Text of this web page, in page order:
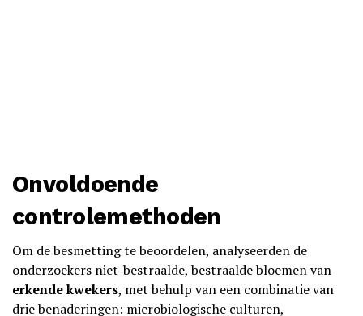
Onvoldoende
controlemethoden
Om de besmetting te beoordelen, analyseerden de
onderzoekers niet-bestraalde, bestraalde bloemen van
erkende kwekers, met behulp van een combinatie van
drie benaderingen: microbiologische culturen,